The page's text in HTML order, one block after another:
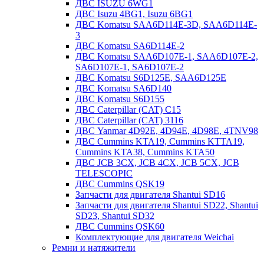
ДВС ISUZU 6WG1
ДВС Isuzu 4BG1, Isuzu 6BG1
ДВС Komatsu SAA6D114E-3D, SAA6D114E-
3
ДВС Komatsu SA6D114E-2
ДВС Komatsu SAA6D107E-1, SAA6D107E-2,
SA6D107E-1, SA6D107E-2
ДВС Komatsu S6D125E, SAA6D125E
ДВС Komatsu SA6D140
ДВС Komatsu S6D155
ДВС Caterpillar (CAT) C15
ДВС Caterpillar (CAT) 3116
ДВС Yanmar 4D92E, 4D94E, 4D98E, 4TNV98
ДВС Cummins KTA19, Cummins KTTA19,
Cummins KTA38, Cummins KTA50
ДВС JCB 3CX, JCB 4CX, JCB 5CX, JCB
TELESCOPIC
ДВС Cummins QSK19
Запчасти для двигателя Shantui SD16
Запчасти для двигателя Shantui SD22, Shantui
SD23, Shantui SD32
ДВС Cummins QSK60
Комплектующие для двигателя Weichai
Ремни и натяжители